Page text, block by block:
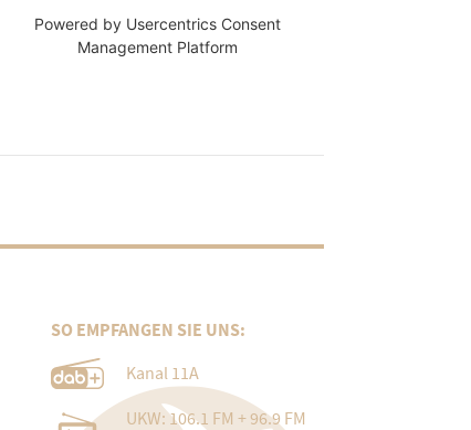
Powered by Usercentrics Consent
Management Platform
SO EMPFANGEN SIE UNS:
Kanal 11A
UKW: 106.1 FM + 96.9 FM